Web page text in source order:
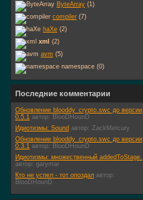
ByteArray (1)
compiler (7)
haXe (2)
xml (2)
avm (5)
namespace (0)
Последние комментарии
Обновление blooddy_crypto.swc до версии
0.5.1 автор: BlooDHounD
Идиотизмы: Sound автор: ZackMercury
Обновление blooddy_crypto.swc до версии
0.3.1 автор: BlooDHounD
Идиотизмы: множественный addedToStage.
автор: garymar
Кто не успел - тот опоздал автор:
BlooDHounD